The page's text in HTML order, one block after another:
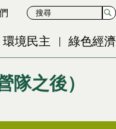
環境民主 綠色經濟
之後）